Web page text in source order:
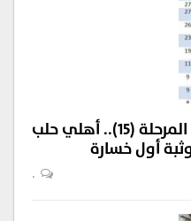
الدوري الممتاز لكرة القدم المرحلة (١٥).. أهلي حلب
أول خسارة
0